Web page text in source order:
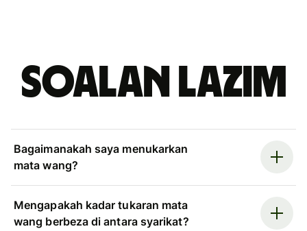
Soalan Lazim
Bagaimanakah saya menukarkan
mata wang?
Mengapakah kadar tukaran mata
wang berbeza di antara syarikat?